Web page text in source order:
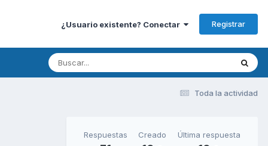
¿Usuario existente? Conectar Registrar
Toda la actividad
Respuestas Creado Última respuesta